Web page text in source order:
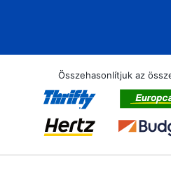
Összehasonlítjuk az